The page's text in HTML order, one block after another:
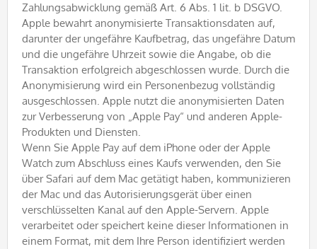
Zahlungsabwicklung gemäß Art. 6 Abs. 1 lit. b DSGVO.
Apple bewahrt anonymisierte Transaktionsdaten auf,
darunter der ungefähre Kaufbetrag, das ungefähre Datum
und die ungefähre Uhrzeit sowie die Angabe, ob die
Transaktion erfolgreich abgeschlossen wurde. Durch die
Anonymisierung wird ein Personenbezug vollständig
ausgeschlossen. Apple nutzt die anonymisierten Daten
zur Verbesserung von „Apple Pay“ und anderen Apple-
Produkten und Diensten.
Wenn Sie Apple Pay auf dem iPhone oder der Apple
Watch zum Abschluss eines Kaufs verwenden, den Sie
über Safari auf dem Mac getätigt haben, kommunizieren
der Mac und das Autorisierungsgerät über einen
verschlüsselten Kanal auf den Apple-Servern. Apple
verarbeitet oder speichert keine dieser Informationen in
einem Format, mit dem Ihre Person identifiziert werden